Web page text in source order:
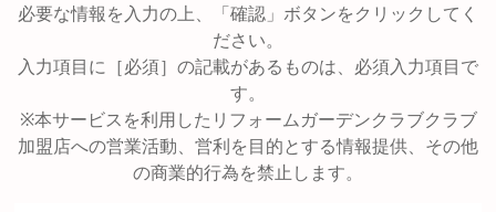
必要な情報を入力の上、「確認」ボタンをクリックしてく
ださい。
入力項目に［必須］の記載があるものは、必須入力項目で
す。
※本サービスを利用したリフォームガーデンクラブクラブ
加盟店への営業活動、営利を目的とする情報提供、その他
の商業的行為を禁止します。